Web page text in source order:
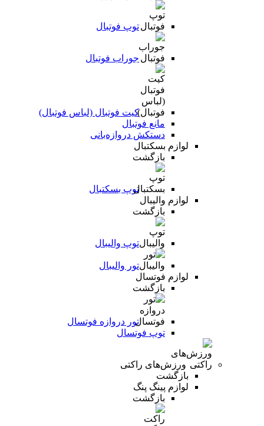
توپ فوتبال
جوراب فوتبال
کیت فوتبال (لباس فوتبال)
مانع فوتبال
دستکش دروازه‌بانی
لوازم بسکتبال
بازگشت
توپ بسکتبال
لوازم والیبال
بازگشت
توپ والیبال
تور والیبال
لوازم فوتسال
بازگشت
تور دروازه فوتسال
توپ فوتسال
ورزش‌های راکتی
بازگشت
لوازم پینگ پنگ
بازگشت